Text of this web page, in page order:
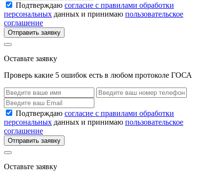
Подтверждаю согласие с правилами обработки
персональных данных и принимаю пользовательское
соглашение
Отправить заявку
Оставьте заявку
Проверь какие 5 ошибок есть в любом протоколе ГОСА
Подтверждаю согласие с правилами обработки
персональных данных и принимаю пользовательское
соглашение
Отправить заявку
Оставьте заявку